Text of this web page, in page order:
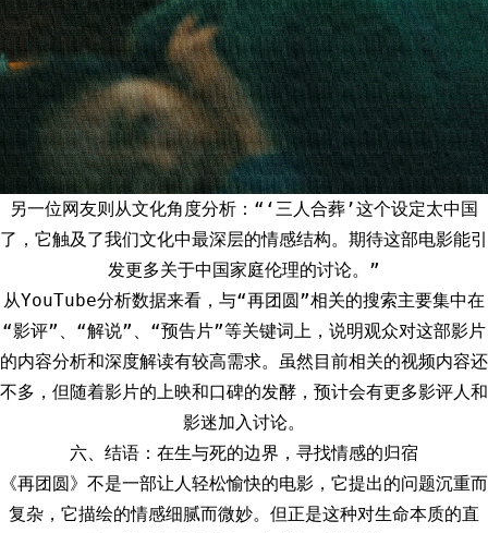
另一位网友则从文化角度分析：“‘三人合葬’这个设定太中国
了，它触及了我们文化中最深层的情感结构。期待这部电影能引
发更多关于中国家庭伦理的讨论。”
从YouTube分析数据来看，与“再团圆”相关的搜索主要集中在
“影评”、“解说”、“预告片”等关键词上，说明观众对这部影片
的内容分析和深度解读有较高需求。虽然目前相关的视频内容还
不多，但随着影片的上映和口碑的发酵，预计会有更多影评人和
影迷加入讨论。
六、结语：在生与死的边界，寻找情感的归宿
《再团圆》不是一部让人轻松愉快的电影，它提出的问题沉重而
复杂，它描绘的情感细腻而微妙。但正是这种对生命本质的直